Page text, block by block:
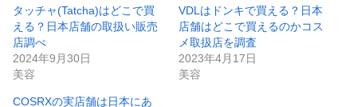
タッチャ(Tatcha)はどこで買
える？日本店舗の取扱い販売
店調べ
2024年9月30日
美容
VDLはドンキで買える？日本
店舗はどこで買えるのかコス
メ取扱店を調査
2023年4月17日
美容
COSRXの実店舗は日本にあ